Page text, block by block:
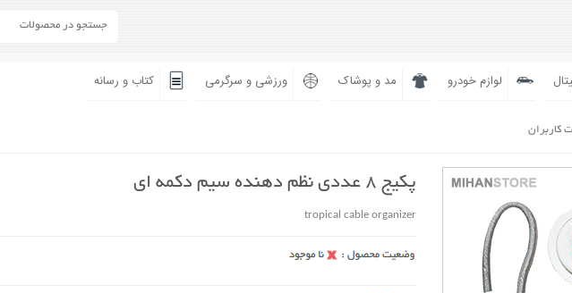
لوازم خودرو مد و پوشاک ورزشی و سرگرمی کتاب و رسانه
کاربران
پکیج 8 عددی نظم دهنده سیم دکمه ای
tropical cable organizer